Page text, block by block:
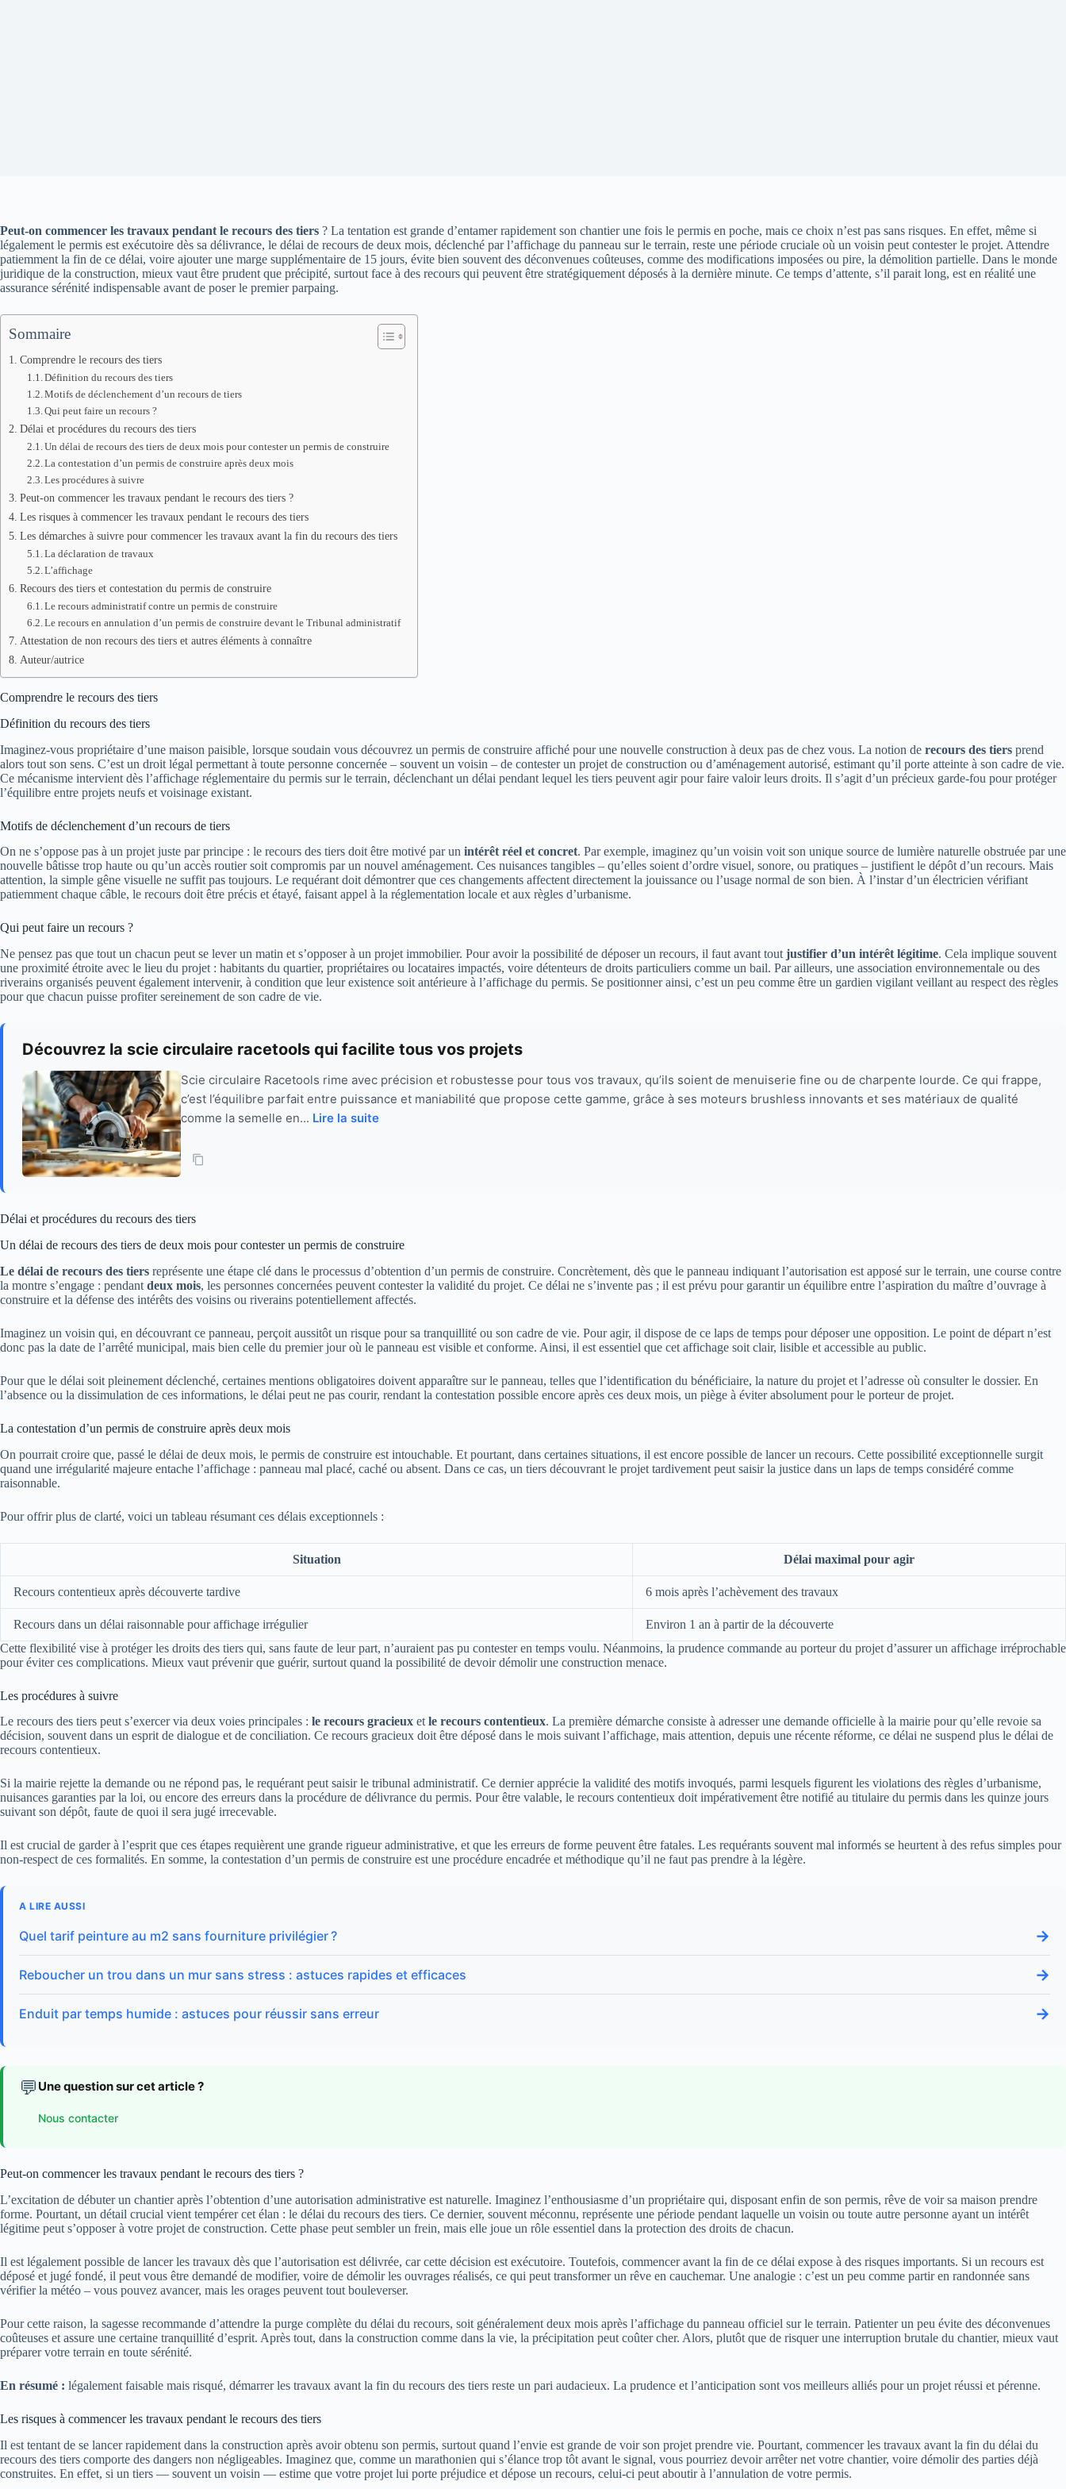
Peut-on commencer les travaux pendant le recours des tiers ? La tentation est grande d’entamer rapidement son chantier une fois le permis en poche, mais ce choix n’est pas sans risques. En effet, même si
légalement le permis est exécutoire dès sa délivrance, le délai de recours de deux mois, déclenché par l’affichage du panneau sur le terrain, reste une période cruciale où un voisin peut contester le projet. Attendre
patiemment la fin de ce délai, voire ajouter une marge supplémentaire de 15 jours, évite bien souvent des déconvenues coûteuses, comme des modifications imposées ou pire, la démolition partielle. Dans le monde
juridique de la construction, mieux vaut être prudent que précipité, surtout face à des recours qui peuvent être stratégiquement déposés à la dernière minute. Ce temps d’attente, s’il parait long, est en réalité une
assurance sérénité indispensable avant de poser le premier parpaing.
Sommaire
Comprendre le recours des tiers
Définition du recours des tiers
Motifs de déclenchement d’un recours de tiers
Qui peut faire un recours ?
Délai et procédures du recours des tiers
Un délai de recours des tiers de deux mois pour contester un permis de construire
La contestation d’un permis de construire après deux mois
Les procédures à suivre
Peut-on commencer les travaux pendant le recours des tiers ?
Les risques à commencer les travaux pendant le recours des tiers
Les démarches à suivre pour commencer les travaux avant la fin du recours des tiers
La déclaration de travaux
L’affichage
Recours des tiers et contestation du permis de construire
Le recours administratif contre un permis de construire
Le recours en annulation d’un permis de construire devant le Tribunal administratif
Attestation de non recours des tiers et autres éléments à connaître
Auteur/autrice
Comprendre le recours des tiers
Définition du recours des tiers
Imaginez-vous propriétaire d’une maison paisible, lorsque soudain vous découvrez un permis de construire affiché pour une nouvelle construction à deux pas de chez vous. La notion de recours des tiers prend
alors tout son sens. C’est un droit légal permettant à toute personne concernée – souvent un voisin – de contester un projet de construction ou d’aménagement autorisé, estimant qu’il porte atteinte à son cadre de vie.
Ce mécanisme intervient dès l’affichage réglementaire du permis sur le terrain, déclenchant un délai pendant lequel les tiers peuvent agir pour faire valoir leurs droits. Il s’agit d’un précieux garde-fou pour protéger
l’équilibre entre projets neufs et voisinage existant.
Motifs de déclenchement d’un recours de tiers
On ne s’oppose pas à un projet juste par principe : le recours des tiers doit être motivé par un intérêt réel et concret. Par exemple, imaginez qu’un voisin voit son unique source de lumière naturelle obstruée par une
nouvelle bâtisse trop haute ou qu’un accès routier soit compromis par un nouvel aménagement. Ces nuisances tangibles – qu’elles soient d’ordre visuel, sonore, ou pratiques – justifient le dépôt d’un recours. Mais
attention, la simple gêne visuelle ne suffit pas toujours. Le requérant doit démontrer que ces changements affectent directement la jouissance ou l’usage normal de son bien. À l’instar d’un électricien vérifiant
patiemment chaque câble, le recours doit être précis et étayé, faisant appel à la réglementation locale et aux règles d’urbanisme.
Qui peut faire un recours ?
Ne pensez pas que tout un chacun peut se lever un matin et s’opposer à un projet immobilier. Pour avoir la possibilité de déposer un recours, il faut avant tout justifier d’un intérêt légitime. Cela implique souvent
une proximité étroite avec le lieu du projet : habitants du quartier, propriétaires ou locataires impactés, voire détenteurs de droits particuliers comme un bail. Par ailleurs, une association environnementale ou des
riverains organisés peuvent également intervenir, à condition que leur existence soit antérieure à l’affichage du permis. Se positionner ainsi, c’est un peu comme être un gardien vigilant veillant au respect des règles
pour que chacun puisse profiter sereinement de son cadre de vie.
Découvrez la scie circulaire racetools qui facilite tous vos projets
Scie circulaire Racetools rime avec précision et robustesse pour tous vos travaux, qu’ils soient de menuiserie fine ou de charpente lourde. Ce qui frappe,
c’est l’équilibre parfait entre puissance et maniabilité que propose cette gamme, grâce à ses moteurs brushless innovants et ses matériaux de qualité
comme la semelle en... Lire la suite
Délai et procédures du recours des tiers
Un délai de recours des tiers de deux mois pour contester un permis de construire
Le délai de recours des tiers représente une étape clé dans le processus d’obtention d’un permis de construire. Concrètement, dès que le panneau indiquant l’autorisation est apposé sur le terrain, une course contre
la montre s’engage : pendant deux mois, les personnes concernées peuvent contester la validité du projet. Ce délai ne s’invente pas ; il est prévu pour garantir un équilibre entre l’aspiration du maître d’ouvrage à
construire et la défense des intérêts des voisins ou riverains potentiellement affectés.
Imaginez un voisin qui, en découvrant ce panneau, perçoit aussitôt un risque pour sa tranquillité ou son cadre de vie. Pour agir, il dispose de ce laps de temps pour déposer une opposition. Le point de départ n’est
donc pas la date de l’arrêté municipal, mais bien celle du premier jour où le panneau est visible et conforme. Ainsi, il est essentiel que cet affichage soit clair, lisible et accessible au public.
Pour que le délai soit pleinement déclenché, certaines mentions obligatoires doivent apparaître sur le panneau, telles que l’identification du bénéficiaire, la nature du projet et l’adresse où consulter le dossier. En
l’absence ou la dissimulation de ces informations, le délai peut ne pas courir, rendant la contestation possible encore après ces deux mois, un piège à éviter absolument pour le porteur de projet.
La contestation d’un permis de construire après deux mois
On pourrait croire que, passé le délai de deux mois, le permis de construire est intouchable. Et pourtant, dans certaines situations, il est encore possible de lancer un recours. Cette possibilité exceptionnelle surgit
quand une irrégularité majeure entache l’affichage : panneau mal placé, caché ou absent. Dans ce cas, un tiers découvrant le projet tardivement peut saisir la justice dans un laps de temps considéré comme
raisonnable.
Pour offrir plus de clarté, voici un tableau résumant ces délais exceptionnels :
Situation Délai maximal pour agir
Recours contentieux après découverte tardive 6 mois après l’achèvement des travaux
Recours dans un délai raisonnable pour affichage irrégulier
Environ 1 an à partir de la découverte
Cette flexibilité vise à protéger les droits des tiers qui, sans faute de leur part, n’auraient pas pu contester en temps voulu. Néanmoins, la prudence commande au porteur du projet d’assurer un affichage irréprochable
pour éviter ces complications. Mieux vaut prévenir que guérir, surtout quand la possibilité de devoir démolir une construction menace.
Les procédures à suivre
Le recours des tiers peut s’exercer via deux voies principales : le recours gracieux et le recours contentieux. La première démarche consiste à adresser une demande officielle à la mairie pour qu’elle revoie sa
décision, souvent dans un esprit de dialogue et de conciliation. Ce recours gracieux doit être déposé dans le mois suivant l’affichage, mais attention, depuis une récente réforme, ce délai ne suspend plus le délai de
recours contentieux.
Si la mairie rejette la demande ou ne répond pas, le requérant peut saisir le tribunal administratif. Ce dernier apprécie la validité des motifs invoqués, parmi lesquels figurent les violations des règles d’urbanisme,
nuisances garanties par la loi, ou encore des erreurs dans la procédure de délivrance du permis. Pour être valable, le recours contentieux doit impérativement être notifié au titulaire du permis dans les quinze jours
suivant son dépôt, faute de quoi il sera jugé irrecevable.
Il est crucial de garder à l’esprit que ces étapes requièrent une grande rigueur administrative, et que les erreurs de forme peuvent être fatales. Les requérants souvent mal informés se heurtent à des refus simples pour
non-respect de ces formalités. En somme, la contestation d’un permis de construire est une procédure encadrée et méthodique qu’il ne faut pas prendre à la légère.
A LIRE AUSSI
Quel tarif peinture au m2 sans fourniture privilégier ? →
Reboucher un trou dans un mur sans stress : astuces rapides et efficaces →
Enduit par temps humide : astuces pour réussir sans erreur →
💬 Une question sur cet article ?
Nous contacter
Peut-on commencer les travaux pendant le recours des tiers ?
L’excitation de débuter un chantier après l’obtention d’une autorisation administrative est naturelle. Imaginez l’enthousiasme d’un propriétaire qui, disposant enfin de son permis, rêve de voir sa maison prendre
forme. Pourtant, un détail crucial vient tempérer cet élan : le délai du recours des tiers. Ce dernier, souvent méconnu, représente une période pendant laquelle un voisin ou toute autre personne ayant un intérêt
légitime peut s’opposer à votre projet de construction. Cette phase peut sembler un frein, mais elle joue un rôle essentiel dans la protection des droits de chacun.
Il est légalement possible de lancer les travaux dès que l’autorisation est délivrée, car cette décision est exécutoire. Toutefois, commencer avant la fin de ce délai expose à des risques importants. Si un recours est
déposé et jugé fondé, il peut vous être demandé de modifier, voire de démolir les ouvrages réalisés, ce qui peut transformer un rêve en cauchemar. Une analogie : c’est un peu comme partir en randonnée sans
vérifier la météo – vous pouvez avancer, mais les orages peuvent tout bouleverser.
Pour cette raison, la sagesse recommande d’attendre la purge complète du délai du recours, soit généralement deux mois après l’affichage du panneau officiel sur le terrain. Patienter un peu évite des déconvenues
coûteuses et assure une certaine tranquillité d’esprit. Après tout, dans la construction comme dans la vie, la précipitation peut coûter cher. Alors, plutôt que de risquer une interruption brutale du chantier, mieux vaut
préparer votre terrain en toute sérénité.
En résumé : légalement faisable mais risqué, démarrer les travaux avant la fin du recours des tiers reste un pari audacieux. La prudence et l’anticipation sont vos meilleurs alliés pour un projet réussi et pérenne.
Les risques à commencer les travaux pendant le recours des tiers
Il est tentant de se lancer rapidement dans la construction après avoir obtenu son permis, surtout quand l’envie est grande de voir son projet prendre vie. Pourtant, commencer les travaux avant la fin du délai du
recours des tiers comporte des dangers non négligeables. Imaginez que, comme un marathonien qui s’élance trop tôt avant le signal, vous pourriez devoir arrêter net votre chantier, voire démolir des parties déjà
construites. En effet, si un tiers — souvent un voisin — estime que votre projet lui porte préjudice et dépose un recours, celui-ci peut aboutir à l’annulation de votre permis.